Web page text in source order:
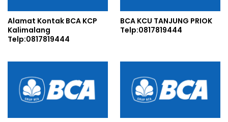
Alamat Kontak BCA KCP
Kalimalang
Telp:0817819444
BCA KCU TANJUNG PRIOK
Telp:0817819444